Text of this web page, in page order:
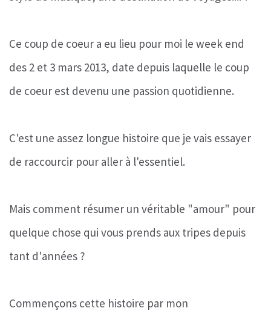
Ce coup de coeur a eu lieu pour moi le week end
des 2 et 3 mars 2013, date depuis laquelle le coup
de coeur est devenu une passion quotidienne.
C'est une assez longue histoire que je vais essayer
de raccourcir pour aller à l'essentiel.
Mais comment résumer un véritable "amour" pour
quelque chose qui vous prends aux tripes depuis
tant d'années ?
Commençons cette histoire par mon